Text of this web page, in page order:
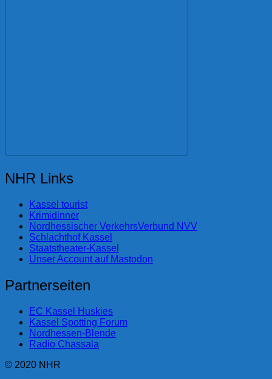
NHR Links
Kassel tourist
Krimidinner
Nordhessischer VerkehrsVerbund NVV
Schlachthof Kassel
Staatstheater-Kassel
Unser Account auf Mastodon
Partnerseiten
EC Kassel Huskies
Kassel Spotting Forum
Nordhessen-Blende
Radio Chassala
© 2020 NHR